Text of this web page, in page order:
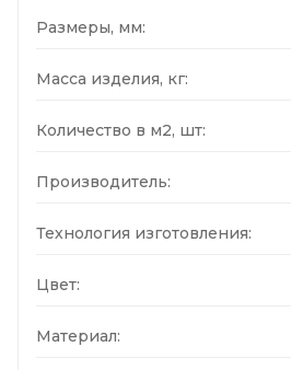
Размеры, мм:
Масса изделия, кг:
Количество в м2, шт:
Производитель:
Технология изготовления:
Цвет:
Материал: